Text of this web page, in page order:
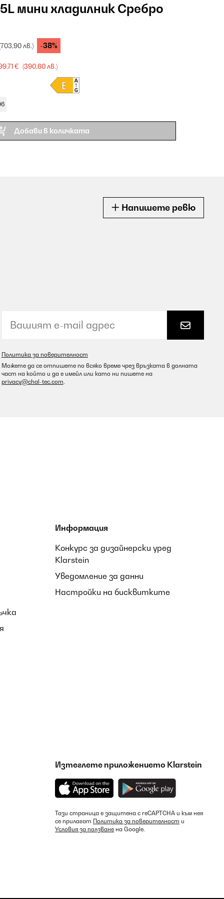
мини хладилник Сребро
лв.) -38%
€ (390,60 лв.)
Добави в количката
Напишете ревю
Политика за поверителност
Можете да се отпишете по всяко време чрез връзката в долната
част на който и да е имейл или като ни пишете на
privacy@chal-tec.com.
Информация
Конкурс за дизайнерски уред
Klarstein
Уведомление за данни
Настройки на бисквитките
Изтеглете приложението Klarstein
Тази страница е защитена с reCAPTCHA и към нея
се прилагат Политика за поверителност и
Условия за ползване на Google.